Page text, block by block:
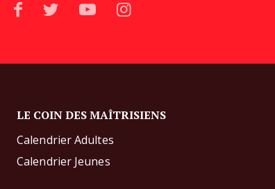
LE COIN DES MAÎTRISIENS
Calendrier Adultes
Calendrier Jeunes